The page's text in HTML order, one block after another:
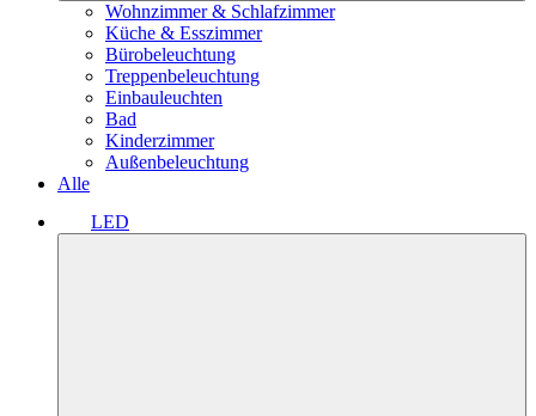
Wohnzimmer & Schlafzimmer
Küche & Esszimmer
Bürobeleuchtung
Treppenbeleuchtung
Einbauleuchten
Bad
Kinderzimmer
Außenbeleuchtung
Alle
LED